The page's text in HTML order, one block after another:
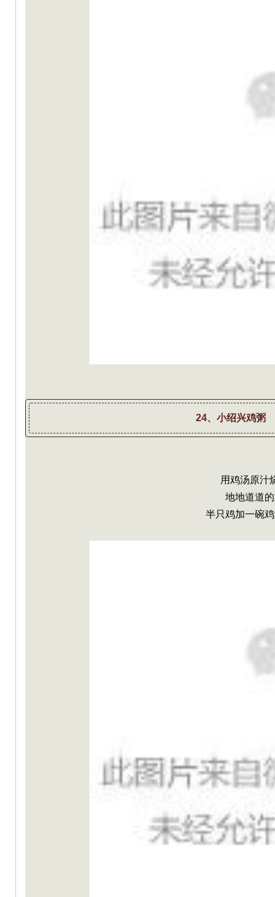
24、小绍兴鸡粥
用鸡汤原汁
地地道道
半只鸡加一碗